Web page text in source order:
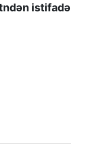
istifadə